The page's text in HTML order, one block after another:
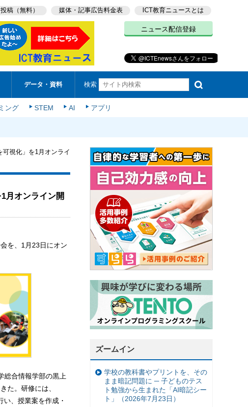
稿（無料） 媒体・記事広告料金表 ICT教育ニュースとは
ニュース配信登録
データ・資料 検索
ング STEM AI アプリ
視化」を1月オンライ
月オンライン開
を、1月23日にオン
総合情報学部の黒上
た。研修には、
、授業案を作成・
ズームイン
学校の教科書やプリントを、その
まま暗記問題に ─ 子どものテス
ト勉強から生まれた「AI暗記シー
ト」（2026年7月23日）